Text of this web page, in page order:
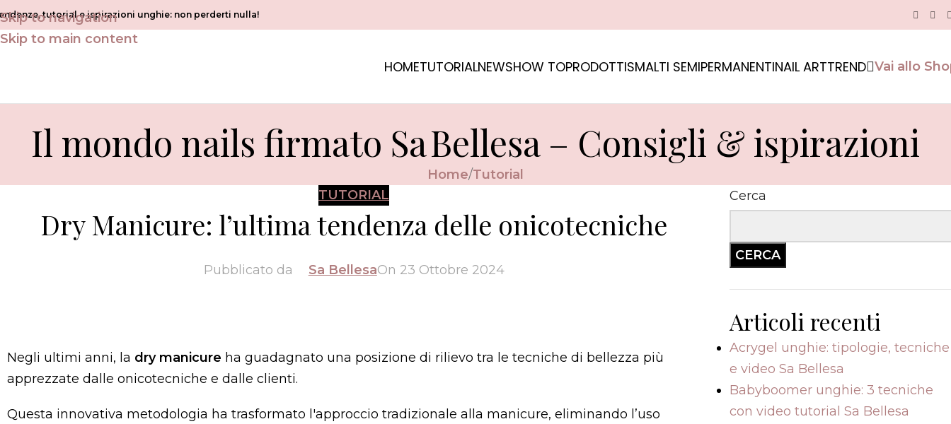
Skip to navigation
Skip to main content
tutorial e ispirazioni unghie: non perderti nulla!
HOMETUTORIALNEWSHOW TOPRODOTTISMALTI SEMIPERMANENTINAIL ARTTREND Vai allo
Il mondo nails firmato Sa Bellesa – Consigli & ispirazioni
Home Tutorial
TUTORIAL
Dry Manicure: l’ultima tendenza delle onicotecniche
Pubblicato da Sa BellesaOn 23 Ottobre 2024
Negli ultimi anni, la dry manicure ha guadagnato una posizione di rilievo tra le tecniche di bellezza più
apprezzate dalle onicotecniche e dalle clienti.
Questa innovativa metodologia ha trasformato l'approccio tradizionale alla manicure, eliminando l’uso
Cerca
CERCA
Articoli recenti
Acrygel unghie: tipologie, tecniche
e video Sa Bellesa
Babyboomer unghie: 3 tecniche
con video tutorial Sa Bellesa